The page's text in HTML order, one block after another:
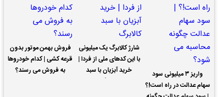
واریز ۳ میلیونی سود
سهام عدالت در راه است!؟
شارژ کالابرگ یک میلیونی
با این کدهای ملی از فردا |
خرید آبزیان با سبد
فروش بهمن موتور بدون
قرعه کشی | کدام خودروها
به فروش می رسند؟